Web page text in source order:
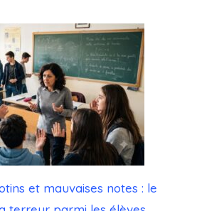
et mauvaises notes : le